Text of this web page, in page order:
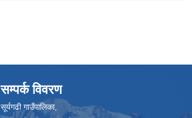
सम्पर्क विवरण
सूर्यगढी गाउँपालिका,